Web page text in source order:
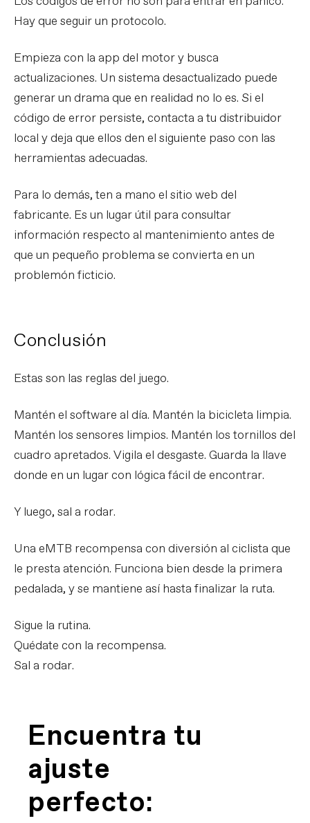
Hay que seguir un protocolo.
Empieza con la app del motor y busca
actualizaciones. Un sistema desactualizado puede
generar un drama que en realidad no lo es. Si el
código de error persiste, contacta a tu distribuidor
local y deja que ellos den el siguiente paso con las
herramientas adecuadas.
Para lo demás, ten a mano el sitio web del
fabricante. Es un lugar útil para consultar
información respecto al mantenimiento antes de
que un pequeño problema se convierta en un
problemón ficticio.
Conclusión
Estas son las reglas del juego.
Mantén el software al día. Mantén la bicicleta limpia.
Mantén los sensores limpios. Mantén los tornillos del
cuadro apretados. Vigila el desgaste. Guarda la llave
donde en un lugar con lógica fácil de encontrar.
Y luego, sal a rodar.
Una eMTB recompensa con diversión al ciclista que
le presta atención. Funciona bien desde la primera
pedalada, y se mantiene así hasta finalizar la ruta.
Sigue la rutina.
Quédate con la recompensa.
Sal a rodar.
Encuentra tu
ajuste
perfecto: